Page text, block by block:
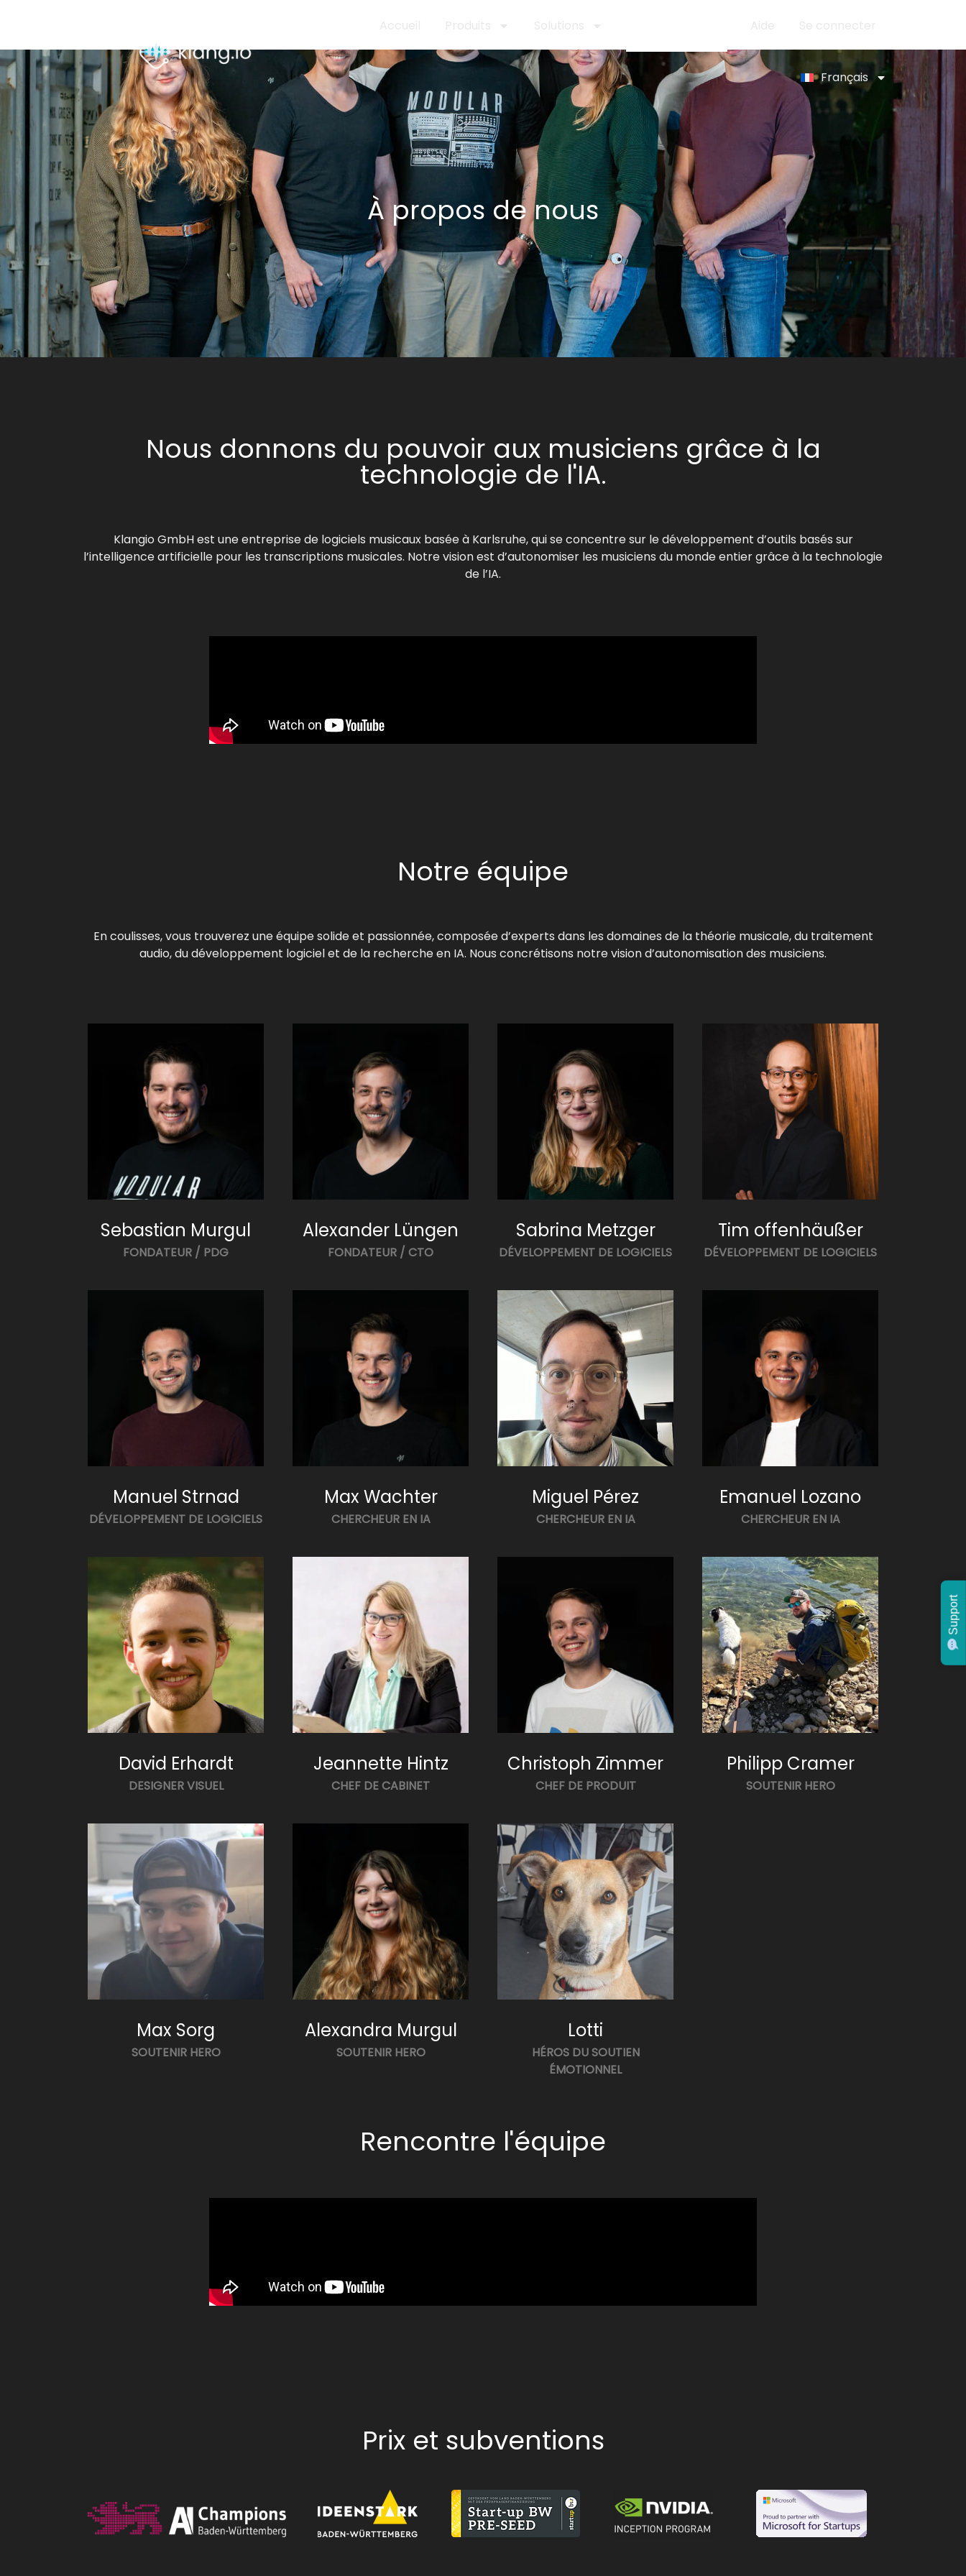
Français
À propos de nous
Nous donnons du pouvoir aux musiciens grâce à la
technologie de l'IA.
Klangio GmbH est une entreprise de logiciels musicaux basée à Karlsruhe, qui se concentre sur le développement d’outils basés sur
l’intelligence artificielle pour les transcriptions musicales. Notre vision est d’autonomiser les musiciens du monde entier grâce à la technologie
de l’IA.
Notre équipe
En coulisses, vous trouverez une équipe solide et passionnée, composée d’experts dans les domaines de la théorie musicale, du traitement
audio, du développement logiciel et de la recherche en IA. Nous concrétisons notre vision d’autonomisation des musiciens.
Sebastian Murgul
FONDATEUR / PDG
Alexander Lüngen
FONDATEUR / CTO
Sabrina Metzger
DÉVELOPPEMENT DE LOGICIELS
Tim offenhäußer
DÉVELOPPEMENT DE LOGICIELS
Manuel Strnad
DÉVELOPPEMENT DE LOGICIELS
Max Wachter
CHERCHEUR EN IA
Miguel Pérez
CHERCHEUR EN IA
Emanuel Lozano
CHERCHEUR EN IA
David Erhardt
DESIGNER VISUEL
Jeannette Hintz
CHEF DE CABINET
Christoph Zimmer
CHEF DE PRODUIT
Philipp Cramer
SOUTENIR HERO
Max Sorg
SOUTENIR HERO
Alexandra Murgul
SOUTENIR HERO
Lotti
HÉROS DU SOUTIEN
ÉMOTIONNEL
Rencontre l'équipe
Prix et subventions
Support